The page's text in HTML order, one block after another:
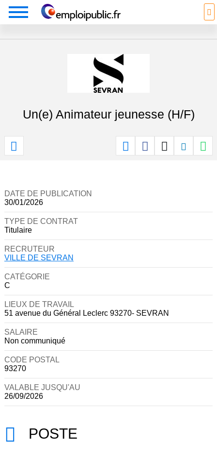
Un(e) Animateur jeunesse (H/F)
DATE DE PUBLICATION
30/01/2026
TYPE DE CONTRAT
Titulaire
RECRUTEUR
VILLE DE SEVRAN
CATÉGORIE
C
LIEUX DE TRAVAIL
51 avenue du Général Leclerc 93270- SEVRAN
SALAIRE
Non communiqué
CODE POSTAL
93270
VALABLE JUSQU'AU
26/09/2026
POSTE